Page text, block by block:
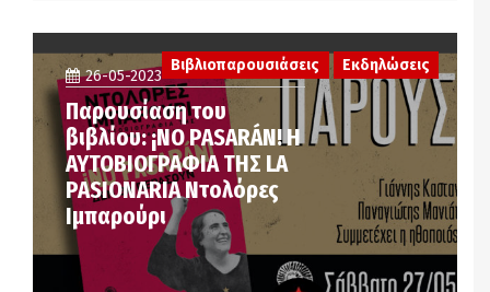
26-05-2023
Παρουσίαση του
βιβλίου: ¡NO PASARÁN! Η
ΑΥΤΟΒΙΟΓΡΑΦΙΑ ΤΗΣ LA
PASIONARIA Ντολόρες
Ιμπαρούρι
Βιβλιοπαρουσιάσεις Εκδηλώσεις